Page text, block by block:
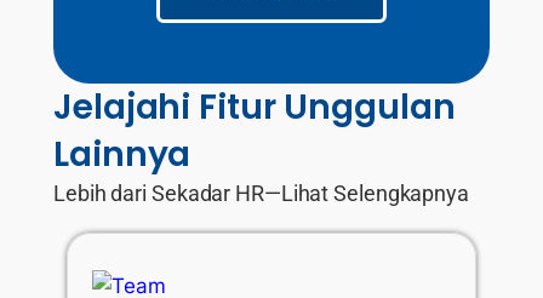
Jelajahi Fitur Unggulan
Lainnya
Lebih dari Sekadar HR—Lihat Selengkapnya